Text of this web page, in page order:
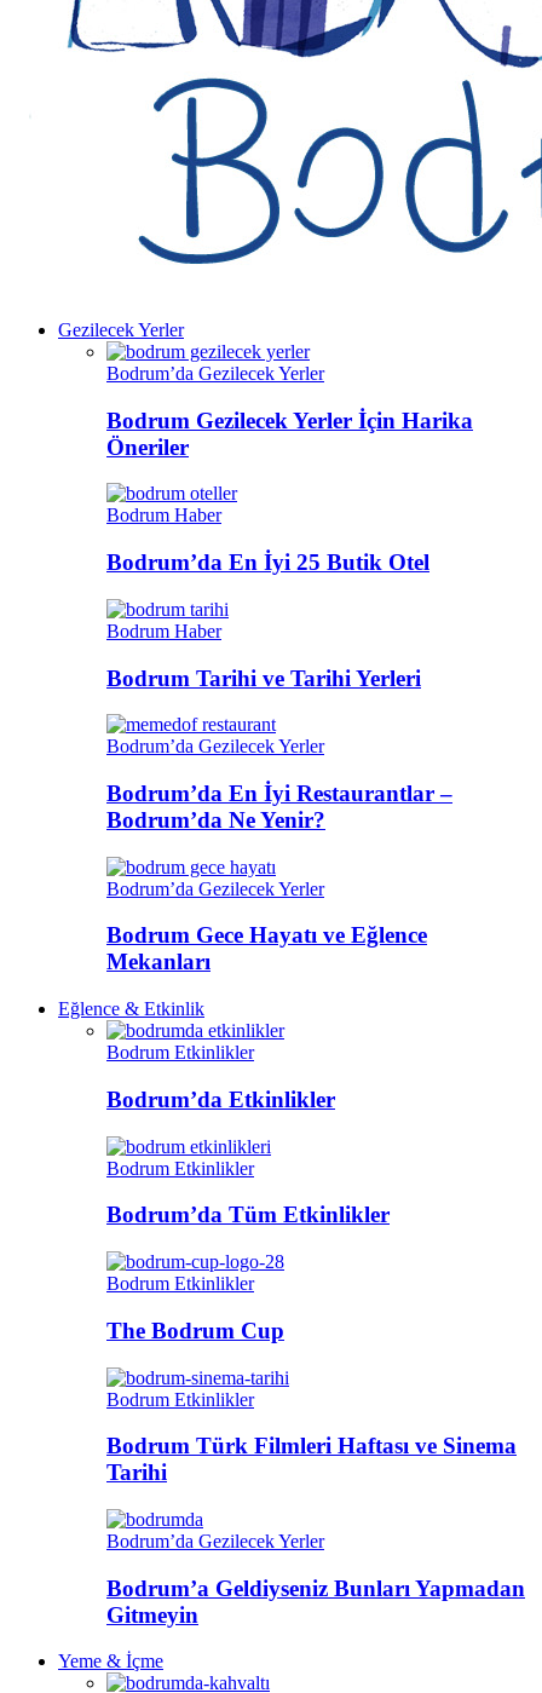
Gezilecek Yerler
Bodrum’da Gezilecek Yerler
Bodrum Gezilecek Yerler İçin Harika
Öneriler
Bodrum Haber
Bodrum’da En İyi 25 Butik Otel
Bodrum Haber
Bodrum Tarihi ve Tarihi Yerleri
Bodrum’da Gezilecek Yerler
Bodrum’da En İyi Restaurantlar –
Bodrum’da Ne Yenir?
Bodrum’da Gezilecek Yerler
Bodrum Gece Hayatı ve Eğlence
Mekanları
Eğlence & Etkinlik
Bodrum Etkinlikler
Bodrum’da Etkinlikler
Bodrum Etkinlikler
Bodrum’da Tüm Etkinlikler
Bodrum Etkinlikler
The Bodrum Cup
Bodrum Etkinlikler
Bodrum Türk Filmleri Haftası ve Sinema
Tarihi
Bodrum’da Gezilecek Yerler
Bodrum’a Geldiyseniz Bunları Yapmadan
Gitmeyin
Yeme & İçme